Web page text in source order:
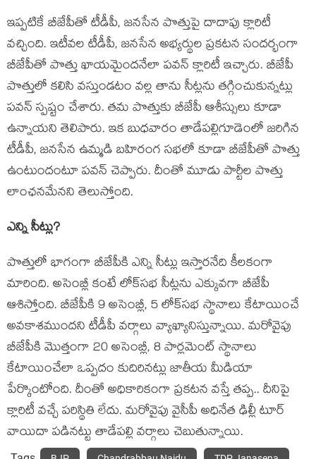
ఇప్పటికే బీజేపీతో టీడీపీ, జనసేన పొత్తుపై దాదాపు క్లారిటీ
వచ్చింది. ఇటీవల టీడీపీ, జనసేన అభ్యర్థుల ప్రకటన సందర్భంగా
బీజేపీతో పొత్తు ఖాయమైందనేలా పవన్ క్లారిటీ ఇచ్చారు. బీజేపీ
పొత్తులో కలిసి వస్తుండటం వల్ల తాను సీట్లను తగ్గించుకున్నట్లు
పవన్ స్పష్టం చేశారు. తమ పొత్తుకు బీజేపీ ఆశీస్సులు కూడా
ఉన్నాయని తెలిపారు. ఇక బుధవారం తాడేపల్లిగూడెంలో జరిగిన
టీడీపీ, జనసేన ఉమ్మడి బహిరంగ సభలో కూడా బీజేపీతో పొత్తు
ఉంటుందంటూ పవన్ చెప్పారు. దీంతో మూడు పార్టీల పొత్తు
లాంఛనమేనని తెలుస్తోంది.
ఎన్ని సీట్లు?
పొత్తులో భాగంగా బీజేపీకి ఎన్ని సీట్లు ఇస్తారనేది కీలకంగా
మారింది. అసెంబ్లీ కంటే లోక్‌సభ సీట్లను ఎక్కువగా బీజేపీ
ఆశిస్తోంది. బీజేపీకి 9 అసెంబ్లీ, 5 లోక్‌సభ స్థానాలు కేటాయించే
అవకాశముందని టీడీపీ వ‌ర్గాలు వ్యాఖ్యానిస్తున్నాయి. మ‌రోవైపు
బీజేపీకి మొత్తంగా 20 అసెంబ్లీ, 8 పార్లమెంట్ స్థానాలు
కేటాయించేలా ఒప్పదం కుదిరినట్లు జాతీయ మీడియా
పేర్కొంటోంది. దీంతో అధికారికంగా ప్ర‌క‌ట‌న వ‌స్తే త‌ప్ప‌.. దీనిపై
క్లారిటీ వ‌చ్చే ప‌రిస్థితి లేదు. మ‌రోవైపు వైసీపీ అధినేత ఢిల్లీ టూర్
వాయిదా ప‌డిన‌ట్టు తాడేపల్లి వ‌ర్గాలు చెబుతున్నాయి.